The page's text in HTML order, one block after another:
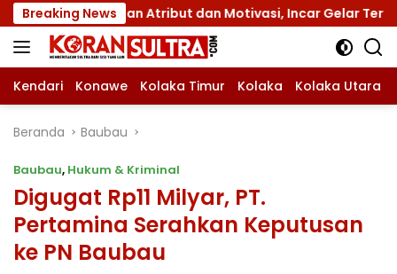
Langsung
ke
konten
Breaking News
Atribut dan Motivasi, Incar Gelar Terbaik di Sultra
Kendari Konawe Kolaka Timur Kolaka Kolaka Utara
Beranda Baubau
Baubau, Hukum & Kriminal
Digugat Rp11 Milyar, PT.
Pertamina Serahkan Keputusan
ke PN Baubau